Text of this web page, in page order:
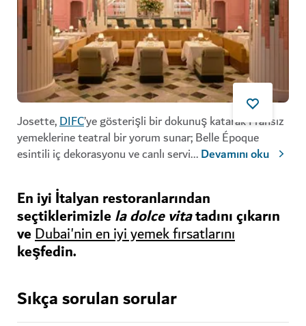
Josette,DIFC’ye gösterişli bir dokunuş katarak Fransız
yemeklerine teatral bir yorum sunar; Belle Époque
esintili iç dekorasyonu ve canlı servi...Devamını oku
En iyi İtalyan restoranlarından
seçtiklerimizlela dolce vitatadını çıkarın
veDubai'nin en iyi yemek fırsatlarını
keşfedin.
Sıkça sorulan sorular